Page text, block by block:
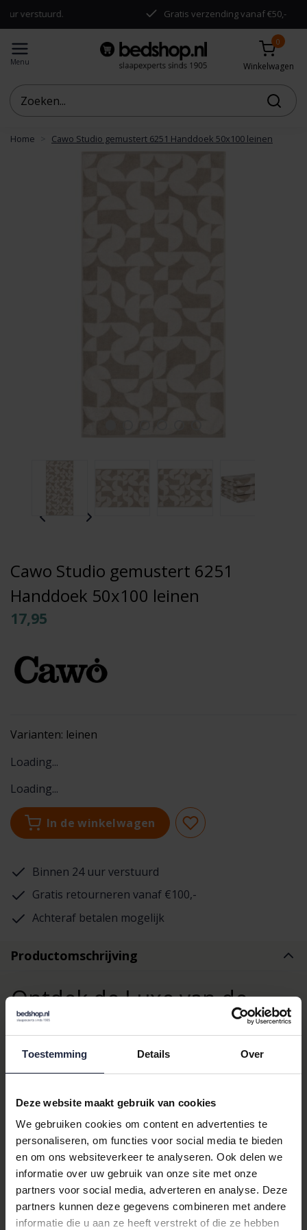
Toestemming Details Over
Deze website maakt gebruik van cookies
We gebruiken cookies om content en advertenties te
personaliseren, om functies voor social media te bieden
en om ons websiteverkeer te analyseren. Ook delen we
informatie over uw gebruik van onze site met onze
partners voor social media, adverteren en analyse. Deze
partners kunnen deze gegevens combineren met andere
informatie die u aan ze heeft verstrekt of die ze hebben
Gratis verzending vanaf €50,-
Menu
0
Winkelwagen
Home Cawo Studio gemustert 6251 Handdoek 50x100 leinen
Cawo Studio gemustert 6251
Handdoek 50x100 leinen
17,95
Varianten: leinen
Loading...
Loading...
In de winkelwagen
Binnen 24 uur verstuurd
Gratis retourneren vanaf €100,-
Achteraf betalen mogelijk
Productomschrijving
Ontdek de Luxe van de
Cawo Studio Gemustert
6251 Handdoek
van elegantie en comfort. Deze handdoek, met zijn verfijnde
grafische dessin, voegt een vleugje stijl toe aan elke badkamer.
Gemaakt van hoogwaardig katoen, biedt deze handdoek niet
alleen een zachte aanraking maar ook een uitstekende
absorptie, waardoor uw dagelijkse routine een luxe ervaring
wordt.
Waarom Kiezen voor de Cawo